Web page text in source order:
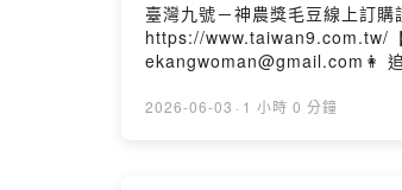
臺灣九號－神農獎毛豆線上訂
https://www.taiwan9.com.tw/
ekangwoman@gmail.com👩
2026-06-03 · 1 小時 0 分鐘